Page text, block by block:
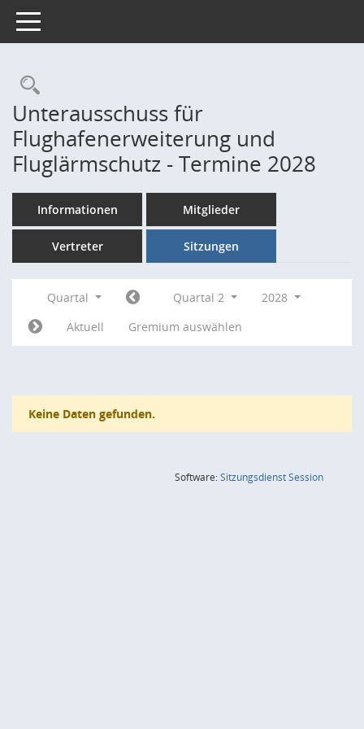
Toggle navigation
Rechercheauswahl
Unterausschuss für
Flughafenerweiterung und
Fluglärmschutz - Termine 2028
Informationen Mitglieder
Vertreter Sitzungen
Quartal Quartal 2
2028
Aktuell
Gremium auswählen
Keine Daten gefunden.
Software:SitzungsdienstSession(Wird in